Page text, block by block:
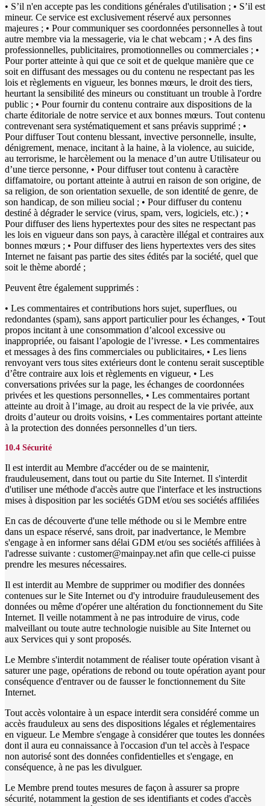
• S’il n'en accepte pas les conditions générales d'utilisation ; • S’il est
mineur. Ce service est exclusivement réservé aux personnes
majeures ; • Pour communiquer ses coordonnées personnelles à tout
autre membre via la messagerie, via le chat webcam ; • A des fins
professionnelles, publicitaires, promotionnelles ou commerciales ; •
Pour porter atteinte à qui que ce soit et de quelque manière que ce
soit en diffusant des messages ou du contenu ne respectant pas les
lois et règlements en vigueur, les bonnes mœurs, le droit des tiers,
heurtant la sensibilité des mineurs ou constituant un trouble à l'ordre
public ; • Pour fournir du contenu contraire aux dispositions de la
charte éditoriale de notre service et aux bonnes mœurs. Tout contenu
contrevenant sera systématiquement et sans préavis supprimé ; •
Pour diffuser Tout contenu blessant, invective personnelle, insulte,
dénigrement, menace, incitant à la haine, à la violence, au suicide,
au terrorisme, le harcèlement ou la menace d’un autre Utilisateur ou
d’une tierce personne, • Pour diffuser tout contenu à caractère
diffamatoire, ou portant atteinte à autrui en raison de son origine, de
sa religion, de son orientation sexuelle, de son identité de genre, de
son handicap, de son milieu social ; • Pour diffuser du contenu
destiné à dégrader le service (virus, spam, vers, logiciels, etc.) ; •
Pour diffuser des liens hypertextes pour des sites ne respectant pas
les lois en vigueur dans son pays, à caractère illégal et contraires aux
bonnes mœurs ; • Pour diffuser des liens hypertextes vers des sites
Internet ne faisant pas partie des sites édités par la société, quel que
soit le thème abordé ;
Peuvent être également supprimés :
• Les commentaires et contributions hors sujet, superflues, ou
redondantes (spam), sans apport particulier pour les échanges, • Tout
propos incitant à une consommation d’alcool excessive ou
inappropriée, ou faisant l’apologie de l’ivresse. • Les commentaires
et messages à des fins commerciales ou publicitaires, • Les liens
renvoyant vers tous sites extérieurs dont le contenu serait susceptible
d’être contraire aux lois et règlements en vigueur, • Les
conversations privées sur la page, les échanges de coordonnées
privées et les questions personnelles, • Les commentaires portant
atteinte au droit à l’image, au droit au respect de la vie privée, aux
droits d’auteur ou droits voisins, • Les commentaires portant atteinte
à la protection des données personnelles d’un tiers.
10.4 Sécurité
Il est interdit au Membre d'accéder ou de se maintenir,
frauduleusement, dans tout ou partie du Site Internet. Il s'interdit
d'utiliser une méthode d'accès autre que l'interface et les instructions
mises à disposition par les sociétés GDM et/ou ses sociétés affiliées
En cas de découverte d'une telle méthode ou si le Membre entre
dans un espace réservé, sans droit, par inadvertance, le Membre
s'engage à en informer sans délai GDM et/ou ses sociétés affiliées à
l'adresse suivante : customer@mainpay.net afin que celle-ci puisse
prendre les mesures nécessaires.
Il est interdit au Membre de supprimer ou modifier des données
contenues sur le Site Internet ou d'y introduire frauduleusement des
données ou même d'opérer une altération du fonctionnement du Site
Internet. Il veille notamment à ne pas introduire de virus, code
malveillant ou toute autre technologie nuisible au Site Internet ou
aux Services qui y sont proposés.
Le Membre s'interdit notamment de réaliser toute opération visant à
saturer une page, opérations de rebond ou toute opération ayant pour
conséquence d'entraver ou de fausser le fonctionnement du Site
Internet.
Tout accès volontaire à un espace interdit sera considéré comme un
accès frauduleux au sens des dispositions légales et réglementaires
en vigueur. Le Membre s'engage à considérer que toutes les données
dont il aura eu connaissance à l'occasion d'un tel accès à l'espace
non autorisé sont des données confidentielles et s'engage, en
conséquence, à ne pas les divulguer.
Le Membre prend toutes mesures de façon à assurer sa propre
sécurité, notamment la gestion de ses identifiants et codes d'accès